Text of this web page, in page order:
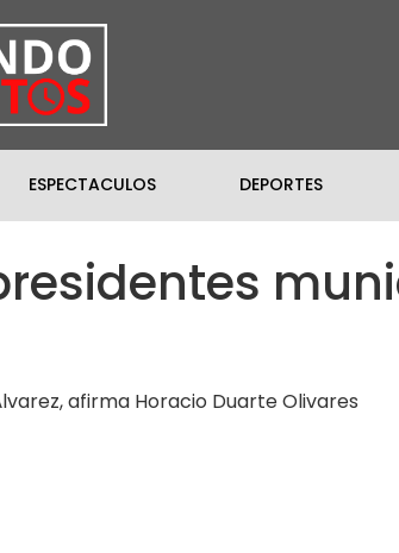
ESPECTACULOS DEPORTES
afirma Horacio Duarte Olivares